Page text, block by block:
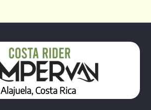
Alajuela, Costa Rica